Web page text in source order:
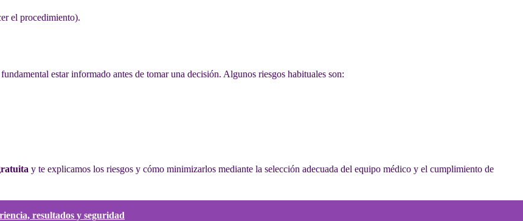
el procedimiento).
estar informado antes de tomar una decisión. Algunos riesgos habituales son:
y te explicamos los riesgos y cómo minimizarlos mediante la selección adecuada del equipo médico y el cumplimiento de
resultados y seguridad